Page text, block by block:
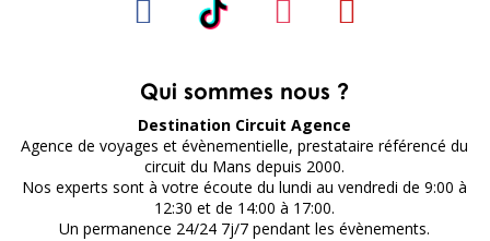
Qui sommes nous ?
Destination Circuit Agence
Agence de voyages et évènementielle, prestataire référencé du
circuit du Mans depuis 2000.
Nos experts sont à votre écoute du lundi au vendredi de 9:00 à
12:30 et de 14:00 à 17:00.
Un permanence 24/24 7j/7 pendant les évènements.